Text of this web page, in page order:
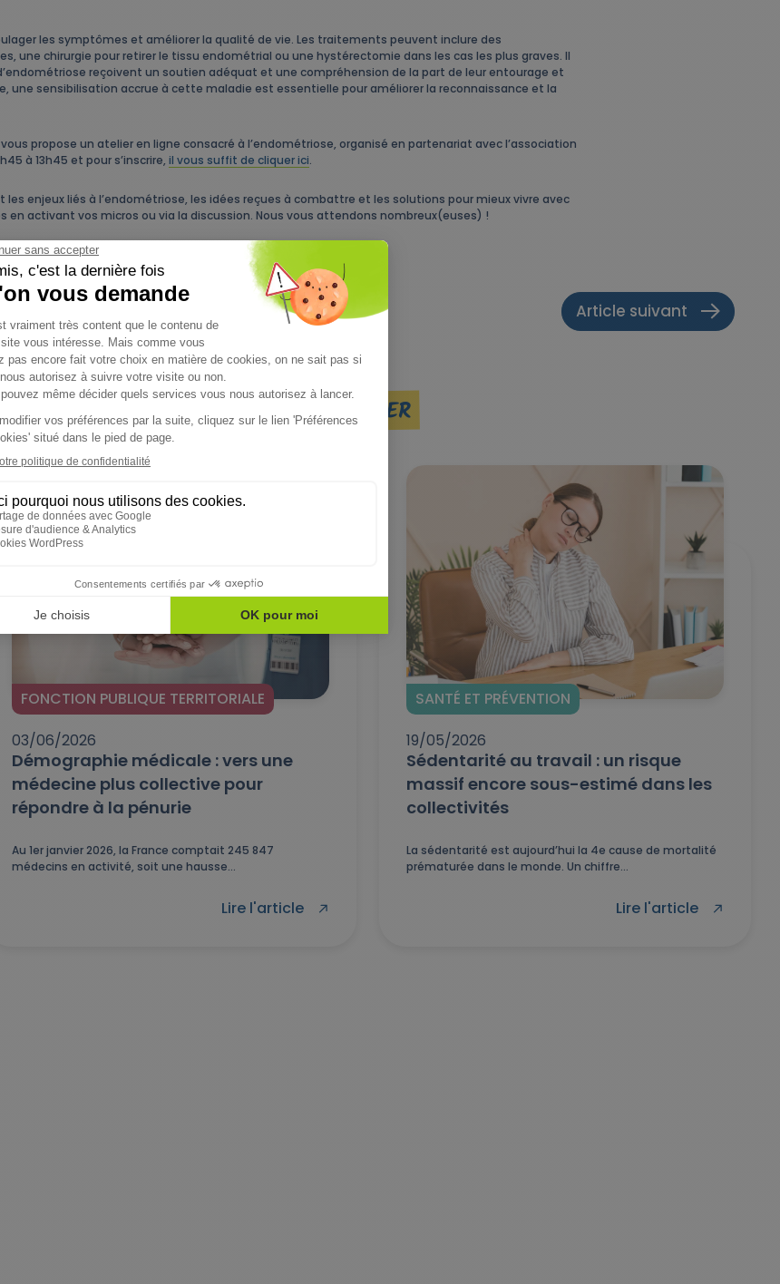
les symptômes et améliorer la qualité de vie. Les traitements peuvent inclure des
une chirurgie pour retirer le tissu endométrial ou une hystérectomie dans les cas les plus graves. Il
reçoivent un soutien adéquat et une compréhension de la part de leur entourage et
une sensibilisation accrue à cette maladie est essentielle pour améliorer la reconnaissance et la
propose un atelier en ligne consacré à l’endométriose, organisé en partenariat avec l’association
à 13h45 et pour s’inscrire, il vous suffit de cliquer ici.
enjeux liés à l’endométriose, les idées reçues à combattre et les solutions pour mieux vivre avec
en activant vos micros ou via la discussion. Nous vous attendons nombreux(euses) !
Article suivant
QUI PEUVENT VOUS INTÉRESSER
FONCTION PUBLIQUE TERRITORIALE
03/06/2026
Démographie médicale : vers une
médecine plus collective pour
répondre à la pénurie
Au 1er janvier 2026, la France comptait 245 847
médecins en activité, soit une hausse...
Lire l'article
SANTÉ ET PRÉVENTION
19/05/2026
Sédentarité au travail : un risque
massif encore sous-estimé dans les
collectivités
La sédentarité est aujourd’hui la 4e cause de mortalité
prématurée dans le monde. Un chiffre...
Lire l'article